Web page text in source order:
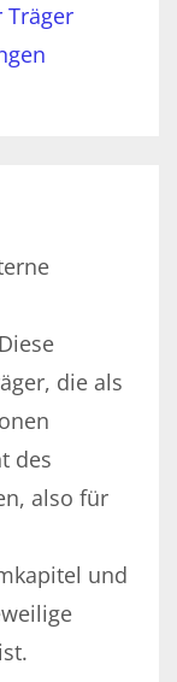
Träger
die als
des
also für
und